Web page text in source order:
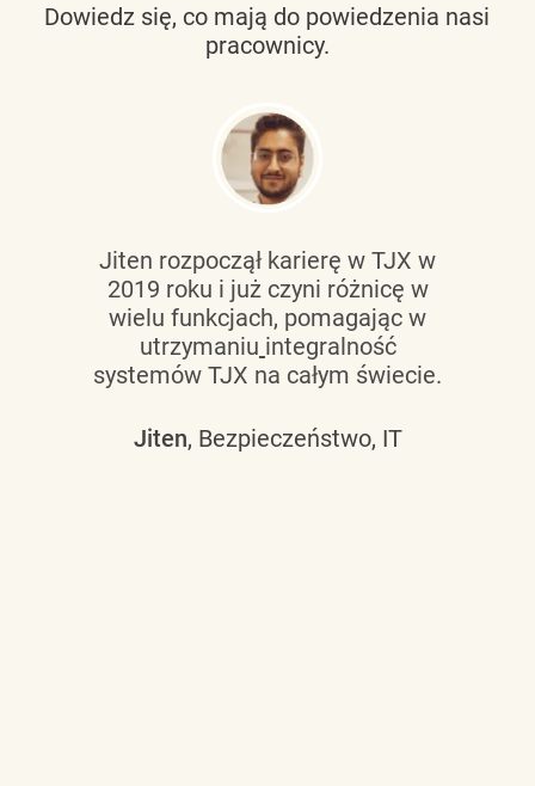
Dowiedz się, co mają do powiedzenia nasi
pracownicy.
Jiten rozpoczął karierę w TJX w
2019 roku i już czyni różnicę w
wielu funkcjach, pomagając w
utrzymaniu integralność
systemów TJX na całym świecie.
Jiten, Bezpieczeństwo, IT